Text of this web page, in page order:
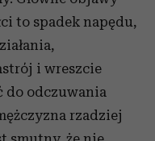
z innymi danymi
podczas
to spadek napędu,
i wreszcie
do odczuwania
rzadziej